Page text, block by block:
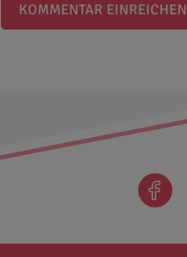
KOMMENTAR EINREICHEN
facebook